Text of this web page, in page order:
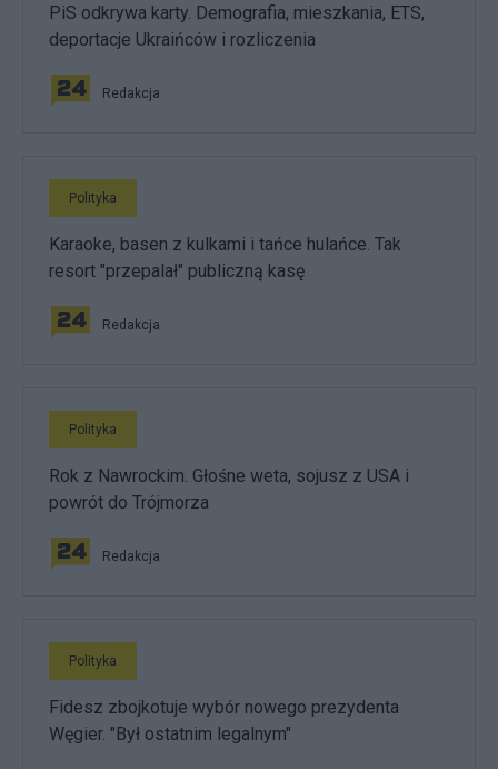
PiS odkrywa karty. Demografia, mieszkania, ETS,
deportacje Ukraińców i rozliczenia
Redakcja
Polityka
Karaoke, basen z kulkami i tańce hulańce. Tak
resort "przepalał" publiczną kasę
Redakcja
Polityka
Rok z Nawrockim. Głośne weta, sojusz z USA i
powrót do Trójmorza
Redakcja
Polityka
Fidesz zbojkotuje wybór nowego prezydenta
Węgier. "Był ostatnim legalnym"